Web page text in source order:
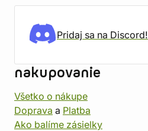
Pridaj sa na Discord!
nakupovanie
Všetko o nákupe
Doprava a Platba
Ako balíme zásielky